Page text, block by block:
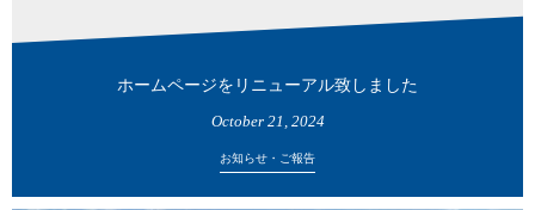
ホームページをリニューアル致しました
October 21 2024
お知らせ・ご報告